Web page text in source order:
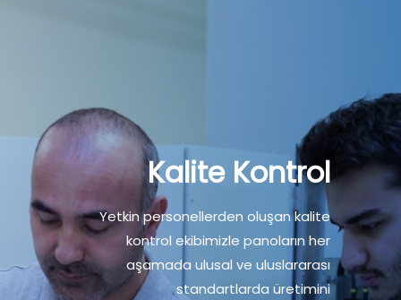
Kalite Kontrol
Yetkin personellerden oluşan kalite
kontrol ekibimizle panoların her
aşamada ulusal ve uluslararası
standartlarda üretimini